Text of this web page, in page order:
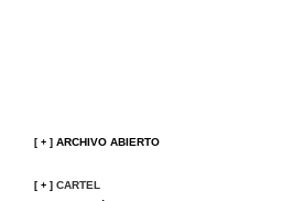
[ +] ARCHIVO ABIERTO
[ +] CARTEL